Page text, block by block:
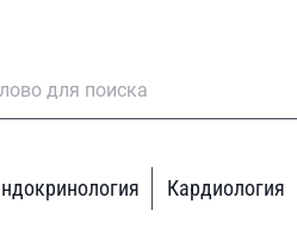
Кардиология